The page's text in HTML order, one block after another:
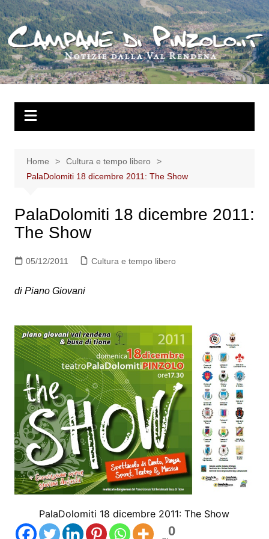
Salta
al
contenuto
Home
Cultura e tempo libero
PalaDolomiti 18 dicembre 2011: The Show
PalaDolomiti 18 dicembre 2011:
The Show
05/12/2011 Cultura e tempo libero
di Piano Giovani
PalaDolomiti 18 dicembre 2011: The Show
0